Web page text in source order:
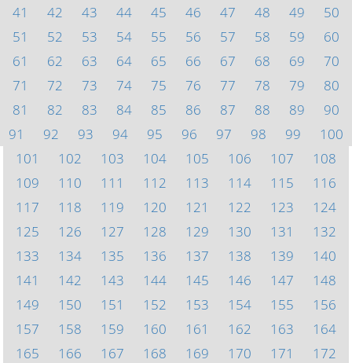
41
42 43 44 45 46 47 48 49
50
51
52 53 54 55 56 57 58 59
60
61
62 63 64 65 66 67 68 69
70
71
72 73 74 75 76 77 78 79
80
81
82 83 84 85 86 87 88 89
90
91
92 93 94 95 96 97 98 99
100
101
102 103 104 105 106 107
108
109
110 111 112 113 114 115
116
117
118 119 120 121 122 123
124
125
126 127 128 129 130 131
132
133
134 135 136 137 138 139
140
141
142 143 144 145 146 147
148
149
150 151 152 153 154 155
156
157
158 159 160 161 162 163
164
165
166 167 168 169 170 171
172